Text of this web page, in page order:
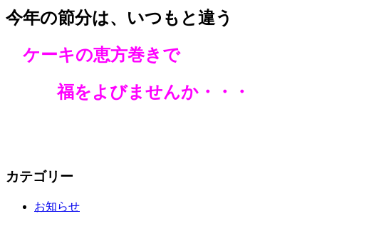
今年の節分は、いつもと違う
ケーキの恵方巻きで
福をよびませんか・・・
カテゴリー
お知らせ